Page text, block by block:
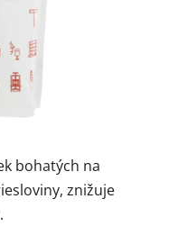
bohatých na
znižuje